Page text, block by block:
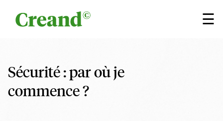
☰
×
Sécurité : par où je
commence ?